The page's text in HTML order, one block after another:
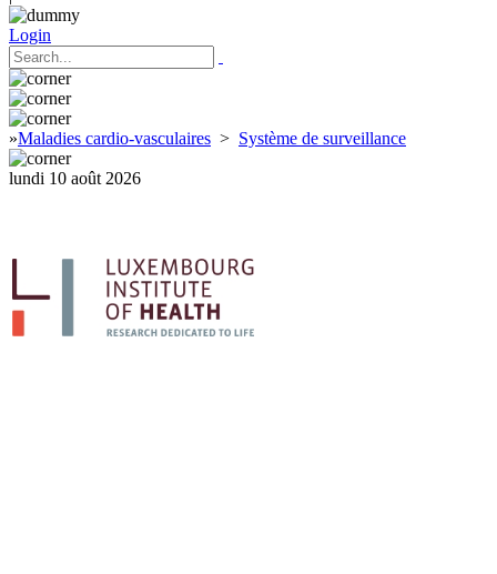
Login
»Maladies cardio-vasculaires > Système de surveillance
lundi 10 août 2026